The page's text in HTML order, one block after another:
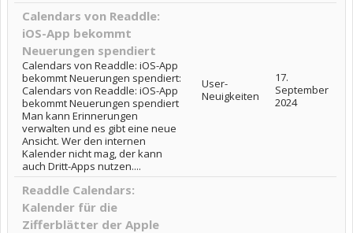
Calendars von Readdle:
iOS-App bekommt
Neuerungen spendiert
Calendars von Readdle: iOS-App
bekommt Neuerungen spendiert:
Calendars von Readdle: iOS-App
bekommt Neuerungen spendiert
Man kann Erinnerungen
verwalten und es gibt eine neue
Ansicht. Wer den internen
Kalender nicht mag, der kann
auch Dritt-Apps nutzen....
User-
Neuigkeiten
17.
September
2024
Readdle Calendars:
Kalender für die
Zifferblätter der Apple